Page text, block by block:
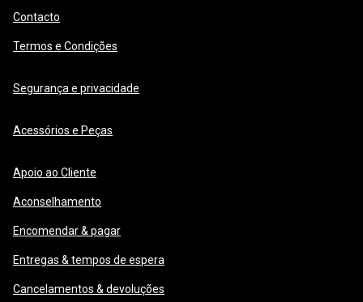
Contacto
Termos e Condições
Segurança e privacidade
Acessórios e Peças
Apoio ao Cliente
Aconselhamento
Encomendar & pagar
Entregas & tempos de espera
Cancelamentos & devoluções